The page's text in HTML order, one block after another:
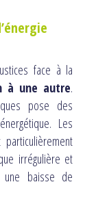
face à la
à une autre.
pose des
Les
irrégulière et
une baisse de